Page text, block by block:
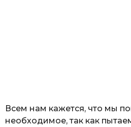
Всем нам кажется, что мы
необходимое, так как